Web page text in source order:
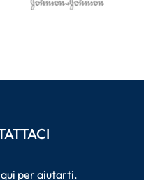
per aiutarti.